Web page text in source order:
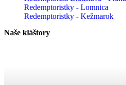
Redemptoristky - Lomnica
Redemptoristky - Kežmarok
Naše kláštory